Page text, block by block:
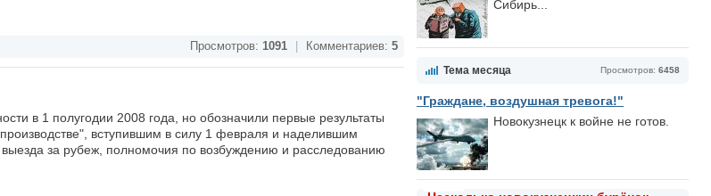
Сибирь...
Просмотров: 6458
Тема месяца
"Граждане, воздушная тревога!"
Новокузнецк к войне не готов.
Просмотров: 1091 Комментариев: 5
в 1 полугодии 2008 года, но обозначили первые результаты
вступившим в силу 1 февраля и наделившим
за рубеж, полномочия по возбуждению и расследованию